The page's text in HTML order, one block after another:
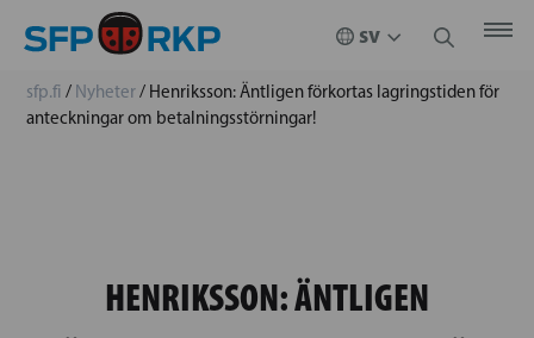
sfp.fi / Nyheter/ Henriksson: Äntligen förkortas lagringstiden för
anteckningar om betalningsstörningar!
HENRIKSSON: ÄNTLIGEN